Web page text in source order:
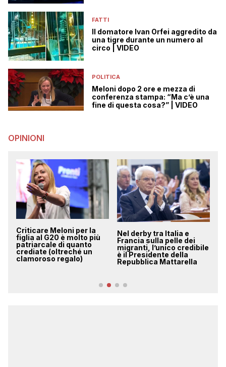
FATTI
Il domatore Ivan Orfei aggredito da
una tigre durante un numero al
circo | VIDEO
POLITICA
Meloni dopo 2 ore e mezza di
conferenza stampa: “Ma c’è una
fine di questa cosa?” | VIDEO
OPINIONI
Criticare Meloni per la
figlia al G20 è molto più
patriarcale di quanto
crediate (oltreché un
clamoroso regalo)
Nel derby tra Italia e
Francia sulla pelle dei
migranti, l’unico credibile
è il Presidente della
Repubblica Mattarella